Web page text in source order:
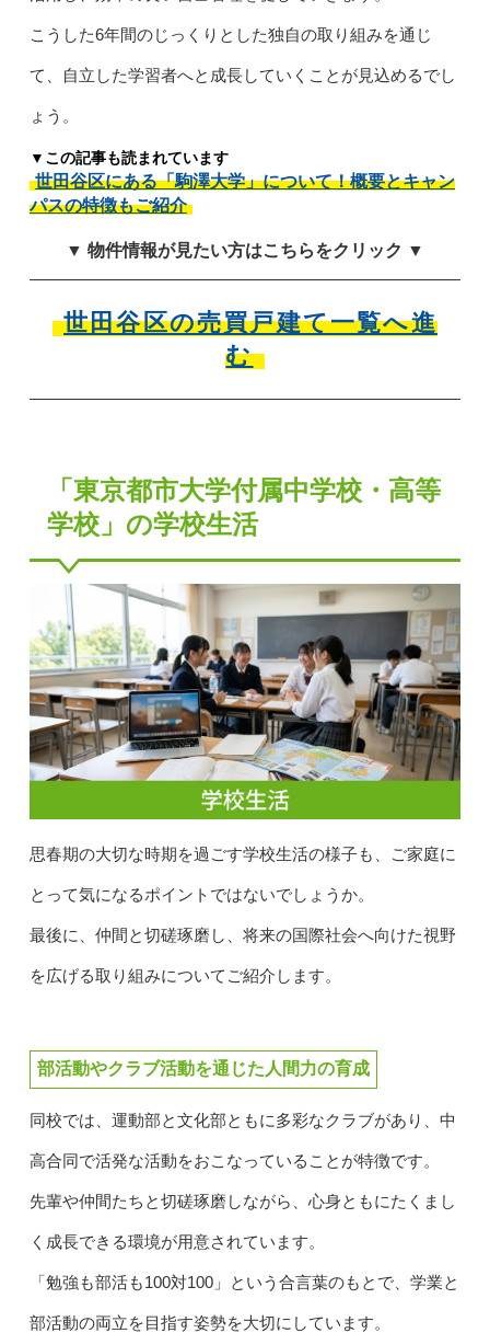
こうした6年間のじっくりとした独自の取り組みを通じ
て、自立した学習者へと成長していくことが見込めるでし
ょう。
▼この記事も読まれています
世田谷区にある「駒澤大学」について！概要とキャン
パスの特徴もご紹介
▼ 物件情報が見たい方はこちらをクリック ▼
世田谷区の売買戸建て一覧へ進
む
「東京都市大学付属中学校・高等
学校」の学校生活
思春期の大切な時期を過ごす学校生活の様子も、ご家庭に
とって気になるポイントではないでしょうか。
最後に、仲間と切磋琢磨し、将来の国際社会へ向けた視野
を広げる取り組みについてご紹介します。
部活動やクラブ活動を通じた人間力の育成
同校では、運動部と文化部ともに多彩なクラブがあり、中
高合同で活発な活動をおこなっていることが特徴です。
先輩や仲間たちと切磋琢磨しながら、心身ともにたくまし
く成長できる環境が用意されています。
「勉強も部活も100対100」という合言葉のもとで、学業と
部活動の両立を目指す姿勢を大切にしています。